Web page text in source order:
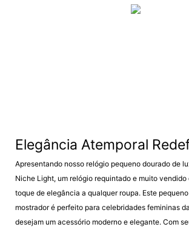
Elegância Atemporal
Apresentando nosso relógio pequeno dourado de
Niche Light, um relógio requintado e muito
toque de elegância a qualquer roupa. Este
mostrador é perfeito para celebridades femininas
desejam um acessório moderno e elegante. Com